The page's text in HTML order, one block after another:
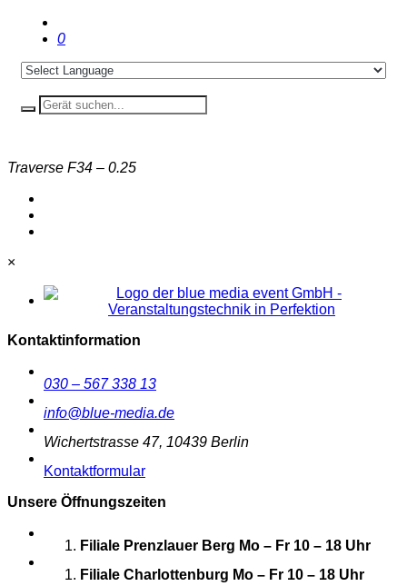
0
Traverse F34 – 0.25
×
Kontaktinformation
030 – 567 338 13
info@blue-media.de
Wichertstrasse 47, 10439 Berlin
Kontaktformular
Unsere Öffnungszeiten
Filiale Prenzlauer Berg Mo – Fr 10 – 18 Uhr
Filiale Charlottenburg Mo – Fr 10 – 18 Uhr